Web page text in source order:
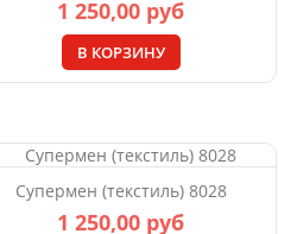
1 250,00 руб
В КОРЗИНУ
Супермен (текстиль) 8028
1 250,00 руб